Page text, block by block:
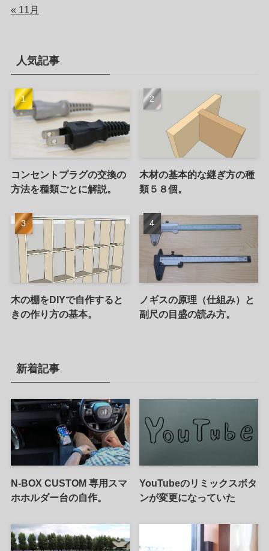
« 11月
人気記事
コンセントプラグの交換の
方法を種類ごとに解説。
木材の基本的な継ぎ方の種
類５８個。
木の棚をDIYで自作すると
きの作り方の基本。
ノギスの原理（仕組み）と
副尺の目盛の読み方。
新着記事
N-BOX CUSTOM 専用スマ
ホホルダー台の自作。
YouTubeのリミックスボタ
ンが変更になっていた